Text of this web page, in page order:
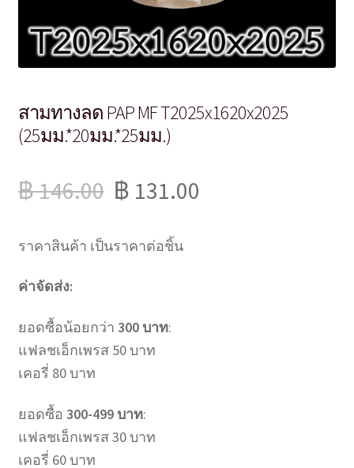
สามทางลด PAP MF T2025x1620x2025
(25มม.*20มม.*25มม.)
฿146.00 ฿ 131.00
ราคาสินค้า เป็นราคาต่อชิ้น
ค่าจัดส่ง:
ยอดซื้อน้อยกว่า 300 บาท:
แฟลชเอ็กเพรส 50 บาท
เคอรี่ 80 บาท
ยอดซื้อ 300-499 บาท:
แฟลชเอ็กเพรส 30 บาท
เคอรี่ 60 บาท